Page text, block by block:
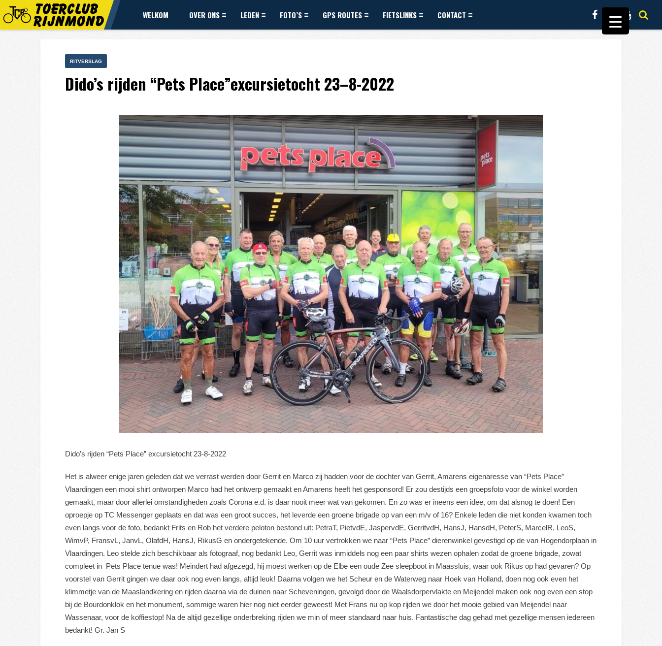
WELKOM OVER ONS LEDEN FOTO’S GPS ROUTES FIETSLINKS CONTACT
RITVERSLAG
Dido’s rijden “Pets Place”excursietocht 23–8-2022
Dido’s rijden “Pets Place” excursietocht 23-8-2022
Het is alweer enige jaren geleden dat we verrast werden door Gerrit en Marco zij hadden voor de dochter van Gerrit, Amarens eigenaresse van “Pets Place”
Vlaardingen een mooi shirt ontworpen Marco had het ontwerp gemaakt en Amarens heeft het gesponsord! Er zou destijds een groepsfoto voor de winkel worden
gemaakt, maar door allerlei omstandigheden zoals Corona e.d. is daar nooit meer wat van gekomen. En zo was er ineens een idee, om dat alsnog te doen! Een
oproepje op TC Messenger geplaats en dat was een groot succes, het leverde een groene brigade op van een m/v of 16? Enkele leden die niet konden kwamen toch
even langs voor de foto, bedankt Frits en Rob het verdere peloton bestond uit: PetraT, PietvdE, JaspervdE, GerritvdH, HansJ, HansdH, PeterS, MarcelR, LeoS,
WimvP, FransvL, JanvL, OlafdH, HansJ, RikusG en ondergetekende. Om 10 uur vertrokken we naar “Pets Place” dierenwinkel gevestigd op de van Hogendorplaan in
Vlaardingen. Leo stelde zich beschikbaar als fotograaf, nog bedankt Leo, Gerrit was inmiddels nog een paar shirts wezen ophalen zodat de groene brigade, zowat
compleet in Pets Place tenue was! Meindert had afgezegd, hij moest werken op de Elbe een oude Zee sleepboot in Maassluis, waar ook Rikus op had gevaren? Op
voorstel van Gerrit gingen we daar ook nog even langs, altijd leuk! Daarna volgen we het Scheur en de Waterweg naar Hoek van Holland, doen nog ook even het
klimmetje van de Maaslandkering en rijden daarna via de duinen naar Scheveningen, gevolgd door de Waalsdorpervlakte en Meijendel maken ook nog even een stop
bij de Bourdonklok en het monument, sommige waren hier nog niet eerder geweest! Met Frans nu op kop rijden we door het mooie gebied van Meijendel naar
Wassenaar, voor de koffiestop! Na de altijd gezellige onderbreking rijden we min of meer standaard naar huis. Fantastische dag gehad met gezellige mensen iedereen
bedankt! Gr. Jan S